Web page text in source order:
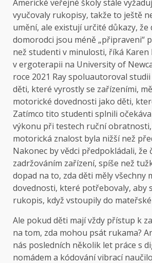
Americké veřejné školy stále
vyučovaly rukopisy, takže to ještě
umění, ale existují určité důkazy,
domorodci jsou méně „připraveni“
než studenti v minulosti, říká Karen
v ergoterapii na University of
roce 2021 Ray spoluautoroval
děti, které vyrostly se zařízeními,
motorické dovednosti jako děti,
Zatímco tito studenti splnili
výkonu při testech ruční obratnosti,
motorická znalost byla nižší než
Nakonec by vědci předpokládali, že
zadržováním zařízení, spíše než
dopad na to, zda děti měly všechny
dovednosti, které potřebovaly, aby
rukopis, když vstoupily do
Ale pokud děti mají vždy přístup k
na tom, zda mohou psát rukama?
nás posledních několik let práce s
nomádem a kódování vibrací